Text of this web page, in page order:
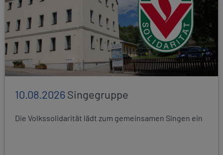
10.08.2026Singegruppe
Die Volkssolidarität lädt zum gemeinsamen Singen ein